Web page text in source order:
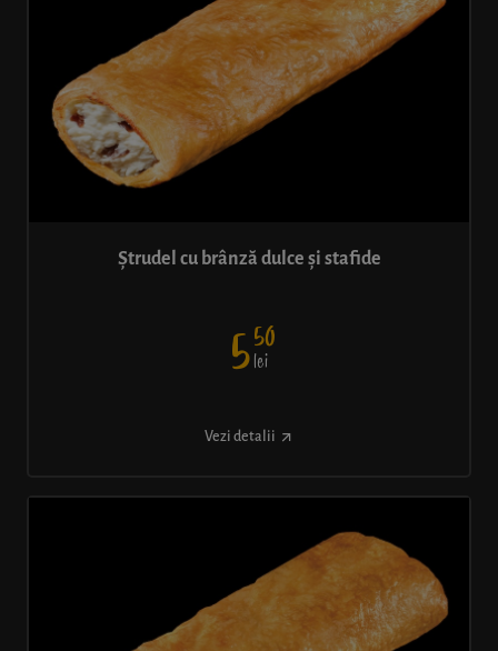
Ștrudel cu brânză dulce și stafide
550
lei
Vezi detalii